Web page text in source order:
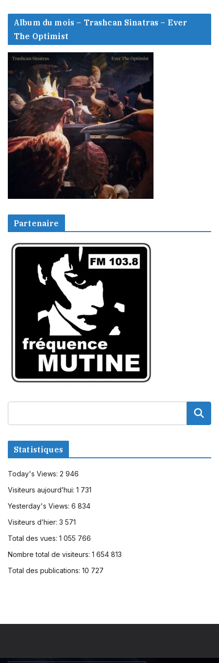
Album du mois – Trashcan Sinatras – Ever
The Optimist
Partenaire
Statistiques
Today's Views: 2 946
Visiteurs aujourd’hui: 1 731
Yesterday's Views: 6 834
Visiteurs d’hier: 3 571
Total des vues: 1 055 766
Nombre total de visiteurs: 1 654 813
Total des publications: 10 727